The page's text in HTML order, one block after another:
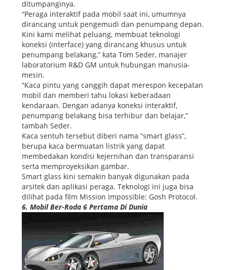
ditumpanginya.
“Peraga interaktif pada mobil saat ini, umumnya
dirancang untuk pengemudi dan penumpang depan.
Kini kami melihat peluang, membuat teknologi
koneksi (interface) yang dirancang khusus untuk
penumpang belakang,” kata Tom Seder, manajer
laboratorium R&D GM untuk hubungan manusia-
mesin.
“Kaca pintu yang canggih dapat merespon kecepatan
mobil dan memberi tahu lokasi keberadaan
kendaraan. Dengan adanya koneksi interaktif,
penumpang belakang bisa terhibur dan belajar,”
tambah Seder.
Kaca sentuh tersebut diberi nama “smart glass”,
berupa kaca bermuatan listrik yang dapat
membedakan kondisi kejernihan dan transparansi
serta memproyeksikan gambar.
Smart glass kini semakin banyak digunakan pada
arsitek dan aplikasi peraga. Teknologi ini juga bisa
dilihat pada film Mission Impossible: Gosh Protocol.
6. Mobil Ber-Roda 6 Pertama Di Dunia